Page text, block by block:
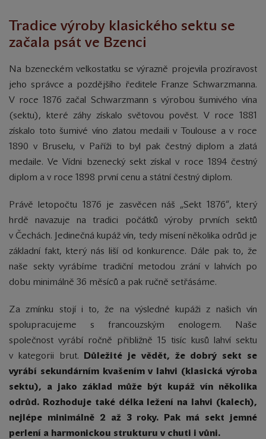
Tradice výroby klasického sektu se
začala psát ve Bzenci
Na bzeneckém velkostatku se výrazně projevila prozíravost
jeho správce a pozdějšího ředitele Franze Schwarzmanna.
V roce 1876 začal Schwarzmann s výrobou šumivého vína
(sektu), které záhy získalo světovou pověst. V roce 1881
získalo toto šumivé víno zlatou medaili v Toulouse a v roce
1890 v Bruselu, v Paříži to byl pak čestný diplom a zlatá
medaile. Ve Vídni bzenecký sekt získal v roce 1894 čestný
diplom a v roce 1898 první cenu a státní čestný diplom.
Právě letopočtu 1876 je zasvěcen náš „Sekt 1876“, který
hrdě navazuje na tradici počátků výroby prvních sektů
v Čechách. Jedinečná kupáž vín, tedy mísení několika odrůd je
základní fakt, který nás liší od konkurence. Dále pak to, že
naše sekty vyrábíme tradiční metodou zrání v lahvích po
dobu minimálně 36 měsíců a pak ručně setřásáme.
Za zmínku stojí i to, že na výsledné kupáži z našich vín
spolupracujeme s francouzským enologem. Naše
společnost vyrábí ročně přibližně 15 tisíc kusů lahví sektu
v kategorii brut. Důležité je vědět, že dobrý sekt se
vyrábí sekundárním kvašením v lahvi (klasická výroba
sektu), a jako základ může být kupáž vín několika
odrůd. Rozhoduje také délka ležení na lahvi (kalech),
nejlépe minimálně 2 až 3 roky. Pak má sekt jemné
perlení a harmonickou strukturu v chuti i vůni.